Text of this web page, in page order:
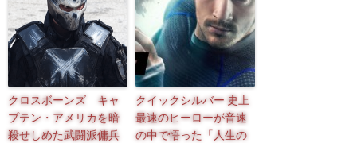
クロスボーンズ キャ
プテン・アメリカを暗
殺せしめた武闘派傭兵
クイックシルバー 史上
最速のヒーローが音速
の中で悟った「人生の